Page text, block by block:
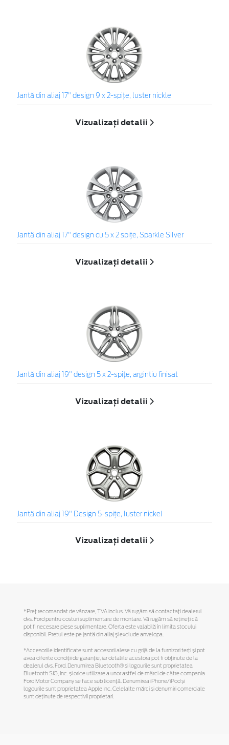
Jantă din aliaj 17" design 9 x 2-spiţe, luster nickle
Vizualizați detalii
Jantă din aliaj 17" design cu 5 x 2 spiţe, Sparkle Silver
Vizualizați detalii
Jantă din aliaj 19" design 5 x 2-spiţe, argintiu finisat
Vizualizați detalii
Jantă din aliaj 19" Design 5-spiţe, luster nickel
Vizualizați detalii
*Preţ recomandat de vânzare, TVA inclus. Vă rugăm să contactaţi dealerul
dvs. Ford pentru costuri suplimentare de montare. Vă rugăm să reţineţi că
pot fi necesare piese suplimentare. Oferta este valabilă în limita stocului
disponibil. Preţul este pe jantă din aliaj şi exclude anvelopa.
*Accesoriile identificate sunt accesorii alese cu grijă de la furnizori terți și pot
avea diferite condiții de garanție, iar detaliile acestora pot fi obținute de la
dealerul dvs. Ford. Denumirea Bluetooth® și logourile sunt proprietatea
Bluetooth SIG, Inc. și orice utilizare a unor astfel de mărci de către compania
Ford Motor Company se face sub licență. Denumirea iPhone/iPod și
logourile sunt proprietatea Apple Inc. Celelalte mărci și denumiri comerciale
sunt deținute de respectivii proprietari.